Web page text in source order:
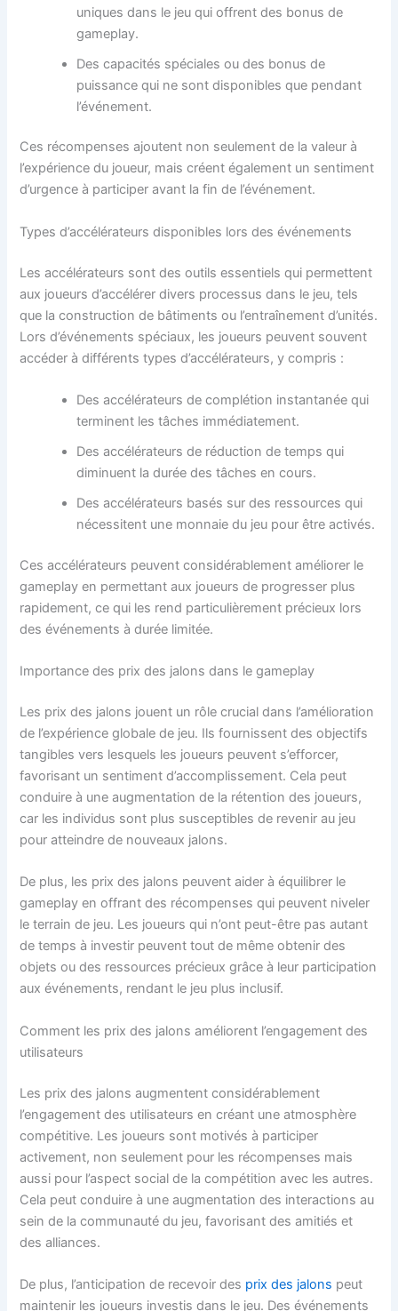
uniques dans le jeu qui offrent des bonus de
gameplay.
Des capacités spéciales ou des bonus de
puissance qui ne sont disponibles que pendant
l’événement.
Ces récompenses ajoutent non seulement de la valeur à
l’expérience du joueur, mais créent également un sentiment
d’urgence à participer avant la fin de l’événement.
Types d’accélérateurs disponibles lors des événements
Les accélérateurs sont des outils essentiels qui permettent
aux joueurs d’accélérer divers processus dans le jeu, tels
que la construction de bâtiments ou l’entraînement d’unités.
Lors d’événements spéciaux, les joueurs peuvent souvent
accéder à différents types d’accélérateurs, y compris :
Des accélérateurs de complétion instantanée qui
terminent les tâches immédiatement.
Des accélérateurs de réduction de temps qui
diminuent la durée des tâches en cours.
Des accélérateurs basés sur des ressources qui
nécessitent une monnaie du jeu pour être activés.
Ces accélérateurs peuvent considérablement améliorer le
gameplay en permettant aux joueurs de progresser plus
rapidement, ce qui les rend particulièrement précieux lors
des événements à durée limitée.
Importance des prix des jalons dans le gameplay
Les prix des jalons jouent un rôle crucial dans l’amélioration
de l’expérience globale de jeu. Ils fournissent des objectifs
tangibles vers lesquels les joueurs peuvent s’efforcer,
favorisant un sentiment d’accomplissement. Cela peut
conduire à une augmentation de la rétention des joueurs,
car les individus sont plus susceptibles de revenir au jeu
pour atteindre de nouveaux jalons.
De plus, les prix des jalons peuvent aider à équilibrer le
gameplay en offrant des récompenses qui peuvent niveler
le terrain de jeu. Les joueurs qui n’ont peut-être pas autant
de temps à investir peuvent tout de même obtenir des
objets ou des ressources précieux grâce à leur participation
aux événements, rendant le jeu plus inclusif.
Comment les prix des jalons améliorent l’engagement des
utilisateurs
Les prix des jalons augmentent considérablement
l’engagement des utilisateurs en créant une atmosphère
compétitive. Les joueurs sont motivés à participer
activement, non seulement pour les récompenses mais
aussi pour l’aspect social de la compétition avec les autres.
Cela peut conduire à une augmentation des interactions au
sein de la communauté du jeu, favorisant des amitiés et
des alliances.
De plus, l’anticipation de recevoir des prix des jalons peut
maintenir les joueurs investis dans le jeu. Des événements